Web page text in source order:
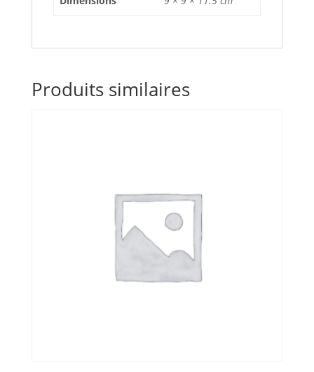
Produits similaires